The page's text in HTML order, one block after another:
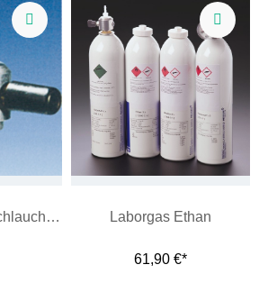
Dosierventil mit Schlauchtülle Laborgas Ethan
61,90 €*